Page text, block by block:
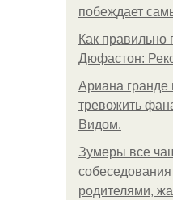
побеждает
Как правильно
Дюфастон:
Ариана гранде
тревожить
Видом.
Зумеры все
родителями,